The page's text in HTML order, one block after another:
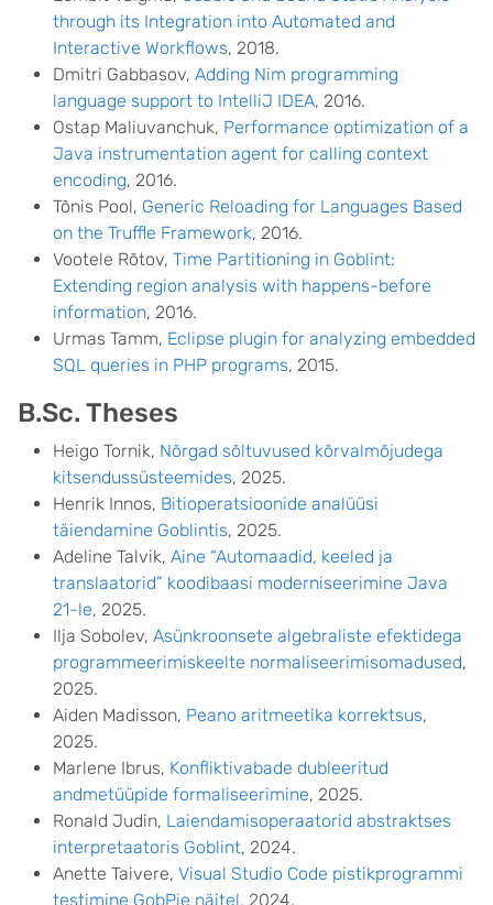
through its Integration into Automated and
Interactive Workflows, 2018.
Dmitri Gabbasov, Adding Nim programming
language support to IntelliJ IDEA, 2016.
Ostap Maliuvanchuk, Performance optimization of a
Java instrumentation agent for calling context
encoding, 2016.
Tõnis Pool, Generic Reloading for Languages Based
on the Truffle Framework, 2016.
Vootele Rõtov, Time Partitioning in Goblint:
Extending region analysis with happens-before
information, 2016.
Urmas Tamm, Eclipse plugin for analyzing embedded
SQL queries in PHP programs, 2015.
B.Sc. Theses
Heigo Tornik, Nõrgad sõltuvused kõrvalmõjudega
kitsendussüsteemides, 2025.
Henrik Innos, Bitioperatsioonide analüüsi
täiendamine Goblintis, 2025.
Adeline Talvik, Aine “Automaadid, keeled ja
translaatorid” koodibaasi moderniseerimine Java
21-le, 2025.
Ilja Sobolev, Asünkroonsete algebraliste efektidega
programmeerimiskeelte normaliseerimisomadused,
2025.
Aiden Madisson, Peano aritmeetika korrektsus,
2025.
Marlene Ibrus, Konfliktivabade dubleeritud
andmetüüpide formaliseerimine, 2025.
Ronald Judin, Laiendamisoperaatorid abstraktses
interpretaatoris Goblint, 2024.
Anette Taivere, Visual Studio Code pistikprogrammi
testimine GobPie näitel, 2024.